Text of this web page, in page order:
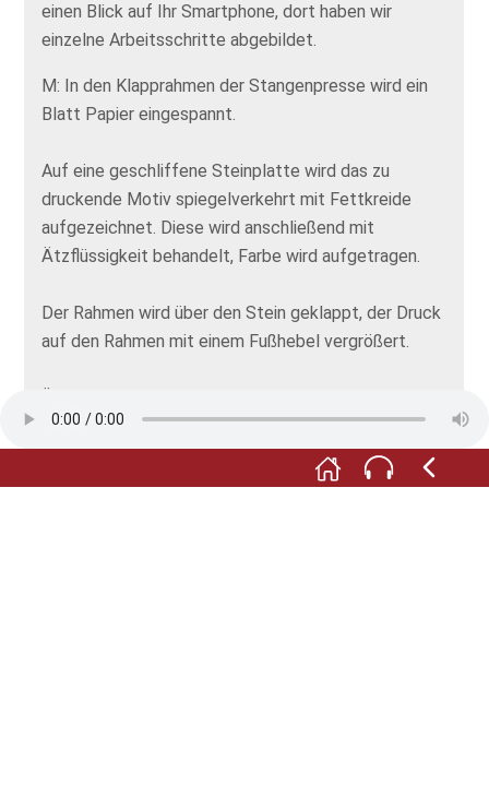
einen Blick auf Ihr Smartphone, dort haben wir
einzelne Arbeitsschritte abgebildet.
M: In den Klapprahmen der Stangenpresse wird ein
Blatt Papier eingespannt.
Auf eine geschliffene Steinplatte wird das zu
druckende Motiv spiegelverkehrt mit Fettkreide
aufgezeichnet. Diese wird anschließend mit
Ätzflüssigkeit behandelt, Farbe wird aufgetragen.
Der Rahmen wird über den Stein geklappt, der Druck
auf den Rahmen mit einem Fußhebel vergrößert.
Drucken wird der Stein permanent nass gehalten.
Danach kann das bedruckte Papier entnommen